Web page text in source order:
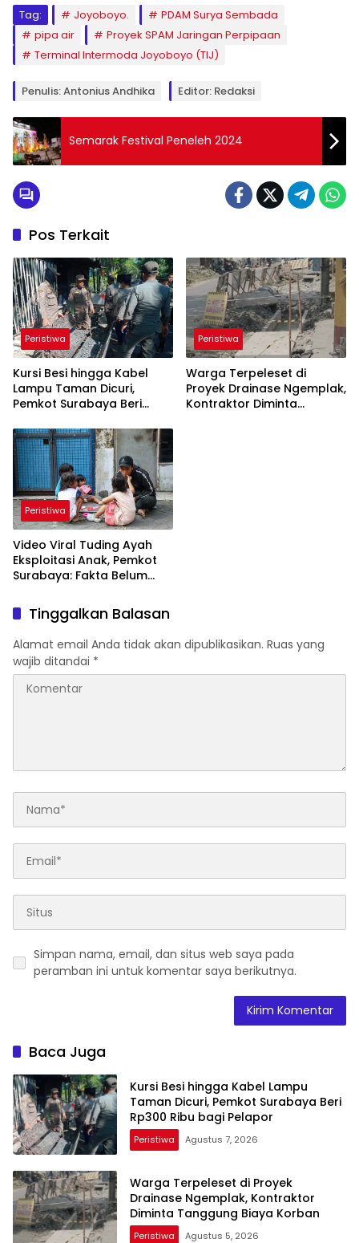
Tag: Joyoboyo.
PDAM Surya Sembada
pipa air
Proyek SPAM Jaringan Perpipaan
Terminal Intermoda Joyoboyo (TIJ)
Penulis: Antonius Andhika Editor: Redaksi
Semarak Festival Peneleh 2024
Pos Terkait
Peristiwa
Kursi Besi hingga Kabel
Lampu Taman Dicuri,
Pemkot Surabaya Beri
Peristiwa
Warga Terpeleset di
Proyek Drainase Ngemplak,
Kontraktor Diminta
Peristiwa
Video Viral Tuding Ayah
Eksploitasi Anak, Pemkot
Surabaya: Fakta Belum
Tinggalkan Balasan
Alamat email Anda tidak akan dipublikasikan. Ruas yang
wajib ditandai *
Simpan nama, email, dan situs web saya pada
peramban ini untuk komentar saya berikutnya.
Baca Juga
Kursi Besi hingga Kabel Lampu
Taman Dicuri, Pemkot Surabaya Beri
Rp300 Ribu bagi Pelapor
Peristiwa Agustus 7, 2026
Warga Terpeleset di Proyek
Drainase Ngemplak, Kontraktor
Diminta Tanggung Biaya Korban
Peristiwa Agustus 5, 2026